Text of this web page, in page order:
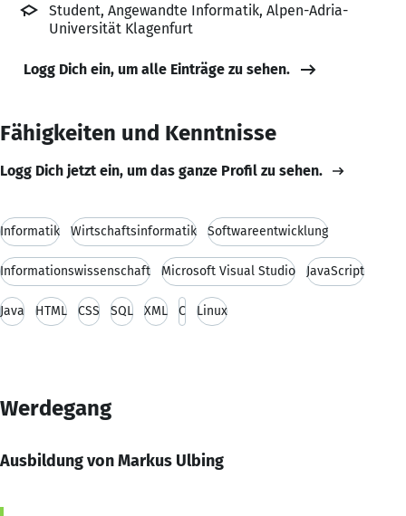
Student, Angewandte Informatik, Alpen-Adria-
Universität Klagenfurt
Logg Dich ein, um alle Einträge zu sehen.
Fähigkeiten und Kenntnisse
Logg Dich jetzt ein, um das ganze Profil zu sehen.
Informatik Wirtschaftsinformatik Softwareentwicklung
Informationswissenschaft Microsoft Visual Studio JavaScript
Java HTML CSS SQL XML C Linux
Werdegang
Ausbildung von Markus Ulbing